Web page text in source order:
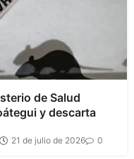
de Salud
y descarta
21 de julio de 2026 0